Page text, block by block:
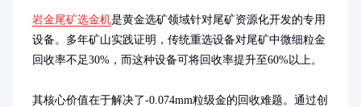
岩金尾矿选金机是黄金选矿领域针对尾矿资源化开发的专用
设备。多年矿山实践证明，传统重选设备对尾矿中微细粒金
回收率不足30%，而这种设备可将回收率提升至60%以上。
其核心价值在于解决了-0.074mm粒级金的回收难题。通过创